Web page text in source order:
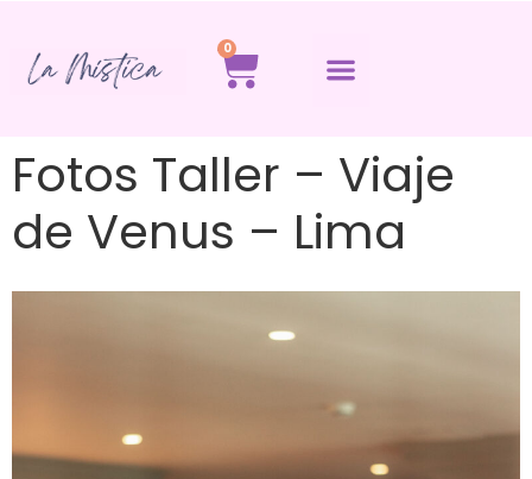
0
Fotos Taller – Viaje
de Venus – Lima​